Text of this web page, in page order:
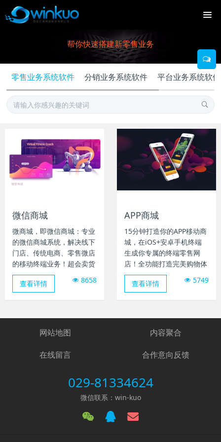
帮你快速搭建新零售业务
零售业务系统软件 分销业务系统软件 平台业务系统软件
微信商城
微商城，即微信商城：专业
的微信商城系统，解决线下
门店、传统电商、零售微店
的移动终端业务！超会卖货
的移动微商城，玩爆百种营
销推广。
8658
查看详情
APP商城
15分钟打造你的APP移动商
城，在iOS+安卓手机终端
生成你专属的终端零售网
店！全功能打造完美购物体
验，提高用户粘性。
5749
查看详情
网站地图 内容聚合
在线留言 合作意向反馈
029-81334624
微信联系：win-kuo